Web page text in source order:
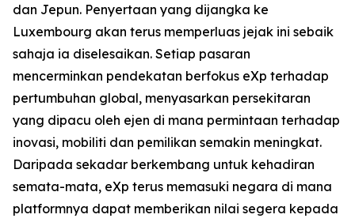
dan Jepun. Penyertaan yang dijangka ke
Luxembourg akan terus memperluas jejak ini sebaik
sahaja ia diselesaikan. Setiap pasaran
mencerminkan pendekatan berfokus eXp terhadap
pertumbuhan global, menyasarkan persekitaran
yang dipacu oleh ejen di mana permintaan terhadap
inovasi, mobiliti dan pemilikan semakin meningkat.
Daripada sekadar berkembang untuk kehadiran
semata-mata, eXp terus memasuki negara di mana
platformnya dapat memberikan nilai segera kepada